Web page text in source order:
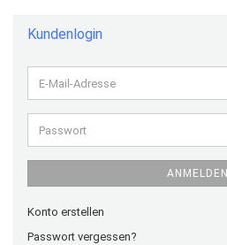
Kundenlogin
E-
Mail-
Adresse
Passwort
ANMELDEN
Konto erstellen
Passwort vergessen?